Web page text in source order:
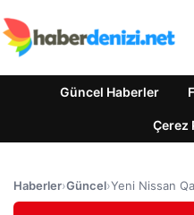
Güncel Haberler
Çerez
Haberler›Güncel›Yeni Nissan